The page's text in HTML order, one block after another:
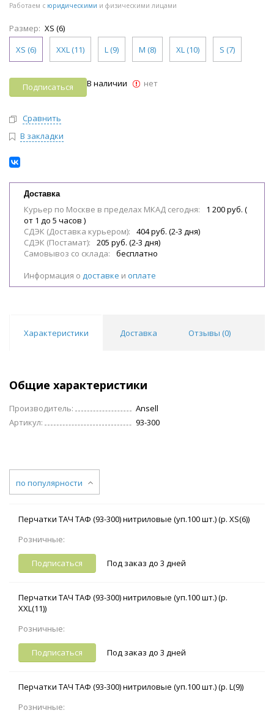
Работаем с юридическими и физическими лицами
Размер: XS (6)
XS (6)
XXL (11) L (9) M (8) XL (10) S (7)
Подписаться В наличии нет
Сравнить
В закладки
Доставка
Курьер по Москве в пределах МКАД сегодня:
1 200 руб. (
от 1 до 5 часов )
СДЭК (Доставка курьером):
404 руб. (2-3 дня)
СДЭК (Постамат):
205 руб. (2-3 дня)
Самовывоз со склада:
бесплатно
Информация о доставке и оплате
Характеристики Доставка Отзывы (0)
Общие характеристики
Производитель:
Ansell
Артикул:
93-300
по популярности
Перчатки ТАЧ ТАФ (93-300) нитриловые (уп.100 шт.) (р. XS(6))
Розничные:
Подписаться Под заказ до 3 дней
Перчатки ТАЧ ТАФ (93-300) нитриловые (уп.100 шт.) (р.
XXL(11))
Розничные:
Подписаться Под заказ до 3 дней
Перчатки ТАЧ ТАФ (93-300) нитриловые (уп.100 шт.) (р. L(9))
Розничные: